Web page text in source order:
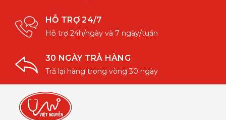
HỖ TRỢ 24/7
Hỗ trợ 24h/ngày và 7 ngày/tuần
30 NGÀY TRẢ HÀNG
Trả lại hàng trong vòng 30 ngày